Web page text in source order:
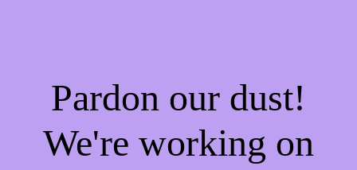
Pardon our dust!
We're working on